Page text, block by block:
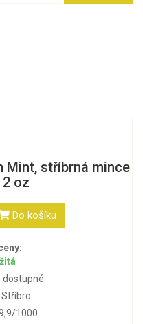
Mint, stříbrná mince
oz
Do košíku
dostupné
Stříbro
1000